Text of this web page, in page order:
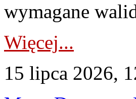
wymagane
Więcej...
15 lipca 2026,